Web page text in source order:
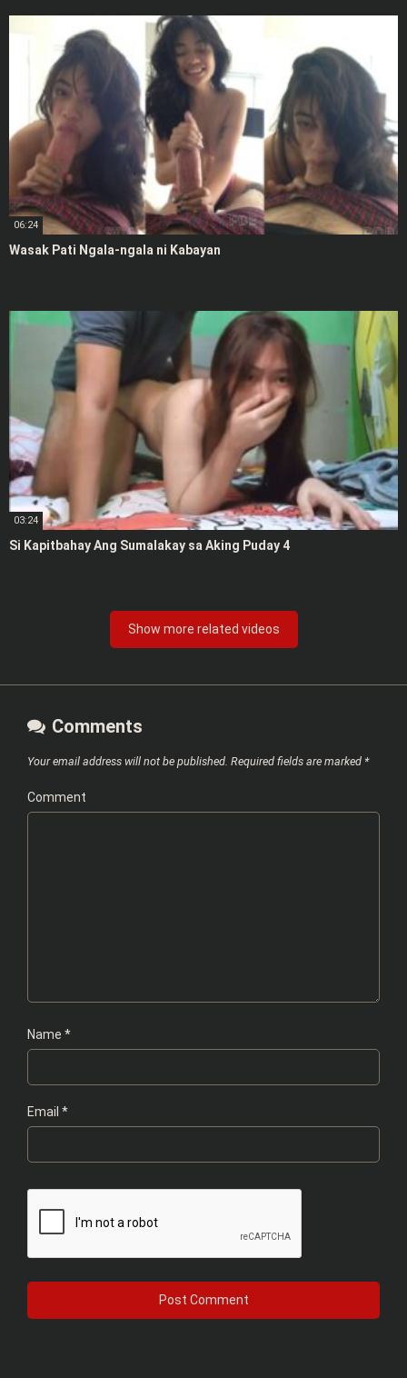
06:24
Wasak Pati Ngala-ngala ni Kabayan
03:24
Si Kapitbahay Ang Sumalakay sa Aking Puday 4
Show more related videos
Comments
Your email address will not be published. Required fields are marked *
Comment
Name *
Email *